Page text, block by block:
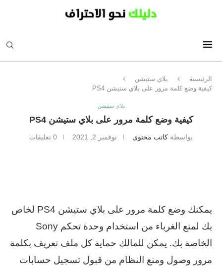
الرئيسية
بلاي ستيشن
كيفية وضع كلمة مرور على بلاي ستيشن PS4
بلاي ستيشن
كيفية وضع كلمة مرور على بلاي ستيشن PS4
بواسطة كاتب محتوى نوفمبر 2, 2021 0 تعليقات
يمكنك وضع كلمة مرور على بلاي ستيشن PS4 لخاص
بك لمنع الغرباء من استخدام وحدة تحكم Sony
الخاصة بك. يمكن للمالك حماية كل ملف تعريف بكلمة
مرور وصول ومنع النظام من قبول تسجيل حسابات